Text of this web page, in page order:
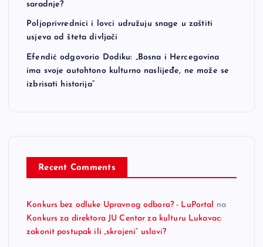
saradnje?
Poljoprivrednici i lovci udružuju snage u zaštiti
usjeva od šteta divljači
Efendić odgovorio Dodiku: „Bosna i Hercegovina
ima svoje autohtono kulturno naslijeđe, ne može se
izbrisati historija“
Recent Comments
Konkurs bez odluke Upravnog odbora? - LuPortal
na
Konkurs za direktora JU Centar za kulturu Lukavac:
zakonit postupak ili „skrojeni“ uslovi?